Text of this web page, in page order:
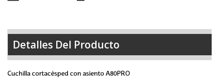
Detalles Del Producto
Cuchilla cortacésped con asiento A80PRO